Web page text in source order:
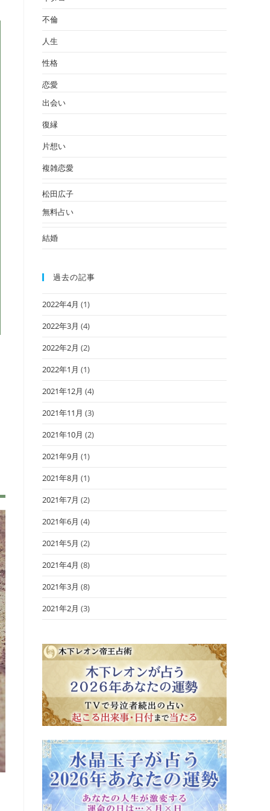
不倫
人生
性格
恋愛
出会い
復縁
片想い
複雑恋愛
松田広子
無料占い
結婚
過去の記事
2022年4月 (1)
2022年3月 (4)
2022年2月 (2)
2022年1月 (1)
2021年12月 (4)
2021年11月 (3)
2021年10月 (2)
2021年9月 (1)
2021年8月 (1)
2021年7月 (2)
2021年6月 (4)
2021年5月 (2)
2021年4月 (8)
2021年3月 (8)
2021年2月 (3)